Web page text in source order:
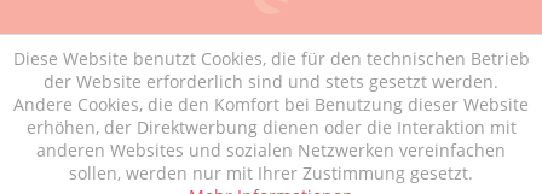
Diese Website benutzt Cookies, die für den technischen Betrieb
der Website erforderlich sind und stets gesetzt werden.
Andere Cookies, die den Komfort bei Benutzung dieser Website
erhöhen, der Direktwerbung dienen oder die Interaktion mit
anderen Websites und sozialen Netzwerken vereinfachen
sollen, werden nur mit Ihrer Zustimmung gesetzt.